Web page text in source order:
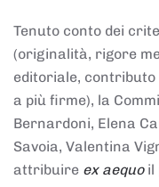
Tenuto conto dei
(originalità, rigore
editoriale,
a più firme), la
Bernardoni, Elena
Savoia, Valentina
attribuire ex aequoil